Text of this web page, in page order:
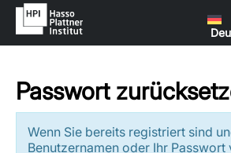
Passwort
Wenn Sie bereits registriert sind
Benutzernamen oder Ihr Passwort